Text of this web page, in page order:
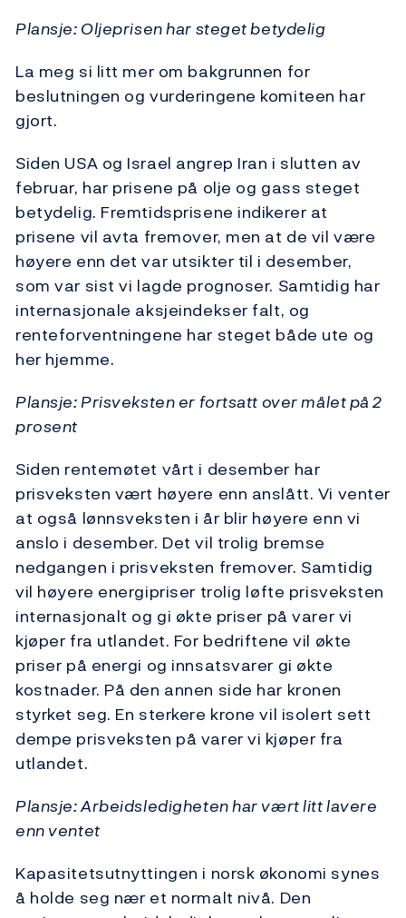
Plansje: Oljeprisen har steget betydelig
La meg si litt mer om bakgrunnen for
beslutningen og vurderingene komiteen har
gjort.
Siden USA og Israel angrep Iran i slutten av
februar, har prisene på olje og gass steget
betydelig. Fremtidsprisene indikerer at
prisene vil avta fremover, men at de vil være
høyere enn det var utsikter til i desember,
som var sist vi lagde prognoser. Samtidig har
internasjonale aksjeindekser falt, og
renteforventningene har steget både ute og
her hjemme.
Plansje: Prisveksten er fortsatt over målet på 2
prosent
Siden rentemøtet vårt i desember har
prisveksten vært høyere enn anslått. Vi venter
at også lønnsveksten i år blir høyere enn vi
anslo i desember. Det vil trolig bremse
nedgangen i prisveksten fremover. Samtidig
vil høyere energipriser trolig løfte prisveksten
internasjonalt og gi økte priser på varer vi
kjøper fra utlandet. For bedriftene vil økte
priser på energi og innsatsvarer gi økte
kostnader. På den annen side har kronen
styrket seg. En sterkere krone vil isolert sett
dempe prisveksten på varer vi kjøper fra
utlandet.
Plansje: Arbeidsledigheten har vært litt lavere
enn ventet
Kapasitetsutnyttingen i norsk økonomi synes
å holde seg nær et normalt nivå. Den